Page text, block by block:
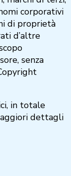
corporativi
di proprietà
d’altre
senza
in totale
dettagli